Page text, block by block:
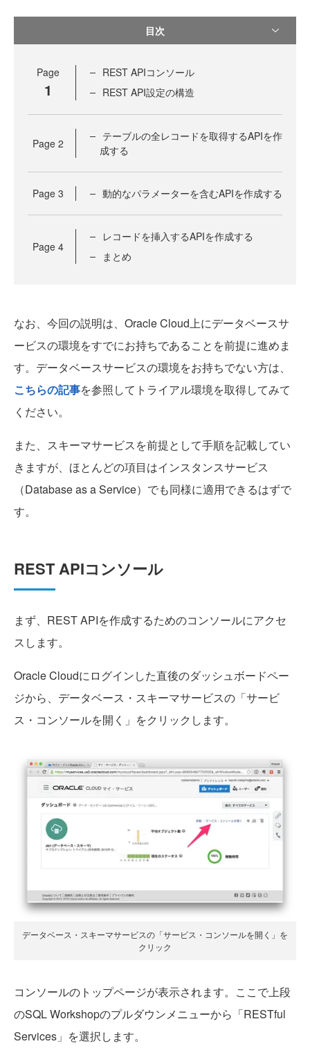
目次
Page
1
REST APIコンソール
REST API設定の構造
Page 2
テーブルの全レコードを取得するAPIを作
成する
Page 3 動的なパラメーターを含むAPIを作成する
Page 4
レコードを挿入するAPIを作成する
まとめ
なお、今回の説明は、Oracle Cloud上にデータベースサ
ービスの環境をすでにお持ちであることを前提に進めま
す。データベースサービスの環境をお持ちでない方は、
こちらの記事を参照してトライアル環境を取得してみて
ください。
また、スキーマサービスを前提として手順を記載してい
きますが、ほとんどの項目はインスタンスサービス
（Database as a Service）でも同様に適用できるはずで
す。
REST APIコンソール
まず、REST APIを作成するためのコンソールにアクセ
スします。
Oracle Cloudにログインした直後のダッシュボードペー
ジから、データベース・スキーマサービスの「サービ
ス・コンソールを開く」をクリックします。
データベース・スキーマサービスの「サービス・コンソールを開く」を
クリック
コンソールのトップページが表示されます。ここで上段
のSQL Workshopのプルダウンメニューから「RESTful
Services」を選択します。